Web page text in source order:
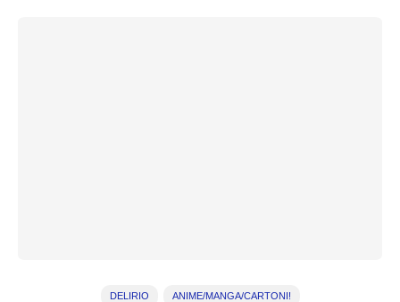
DELIRIO ANIME/MANGA/CARTONI!